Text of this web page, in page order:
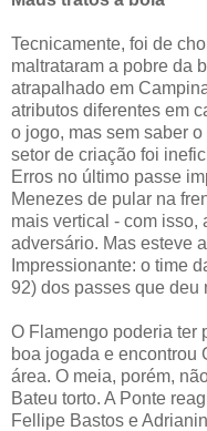
Tecnicamente, foi de
maltrataram a pobre da
atrapalhado em
atributos diferentes em
o jogo, mas sem saber
setor de criação foi
Erros no último passe
Menezes de pular na
mais vertical - com isso,
adversário. Mas esteve
Impressionante: o time
92) dos passes que deu
O Flamengo poderia ter
boa jogada e encontrou
área. O meia, porém,
Bateu torto. A Ponte
Fellipe Bastos e